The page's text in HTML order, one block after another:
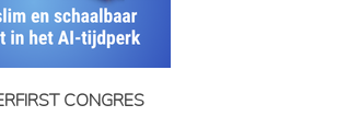
CONGRES